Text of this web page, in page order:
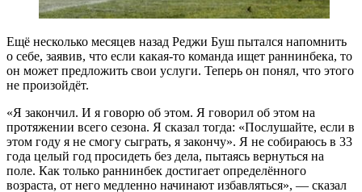
Ещё несколько месяцев назад Реджи Буш пытался напомнить
о себе, заявив, что если какая-то команда ищет раннинбека, то
он может предложить свои услуги. Теперь он понял, что этого
не произойдёт.
«Я закончил. И я говорю об этом. Я говорил об этом на
протяжении всего сезона. Я сказал тогда: «Послушайте, если в
этом году я не смогу сыграть, я закончу». Я не собираюсь в 33
года целый год просидеть без дела, пытаясь вернуться на
поле. Как только раннинбек достигает определённого
возраста, от него медленно начинают избавляться», — сказал